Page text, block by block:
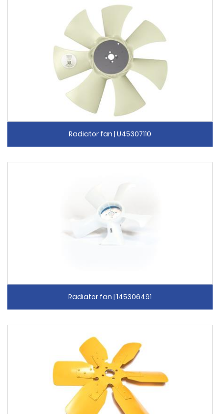
Radiator fan | U45307110
Radiator fan | 145306491